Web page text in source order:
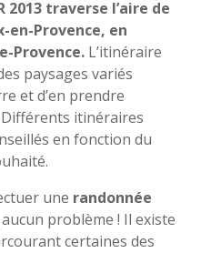
2013 traverse l’aire de
en-Provence, en
Provence. L’itinéraire
paysages variés
et d’en prendre
itinéraires
en fonction du
une randonnée
aucun problème ! Il existe
certaines des